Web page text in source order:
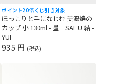
ポイント20倍 くじ引き対象
ほっこりと手になじむ 美濃焼の
カップ 小 130ml - 墨｜SALIU 結 -
YUI-
935 円 (税込)